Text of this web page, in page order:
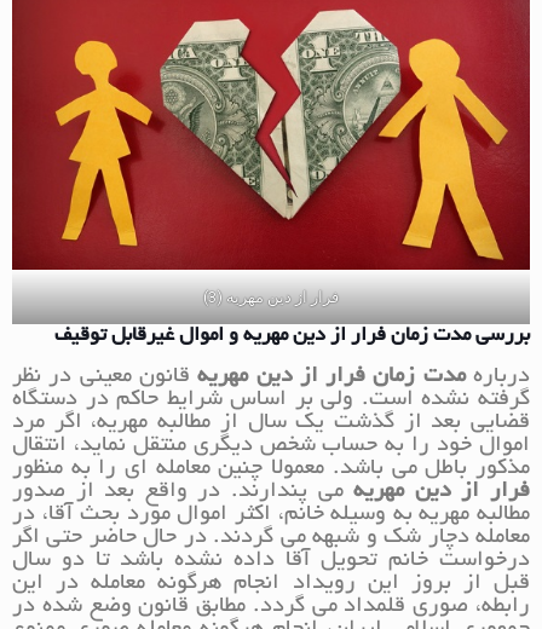
فرار از دین مهریه (3)
بررسی مدت زمان فرار از دین مهریه و اموال غیرقابل توقیف
دربارهمدت زمان فرار از دین مهریهقانون معینی در نظر
گرفته نشده است. ولی بر اساس شرایط حاکم در دستگاه
قضایی بعد از گذشت یک سال از مطالبه مهریه، اگر مرد
اموال خود را به حساب شخص دیگری منتقل نماید، انتقال
مذکور باطل می باشد. معمولا چنین معامله ای را به منظور
فرار از دین مهریهمی پندارند. در واقع بعد از صدور
مطالبه مهریه به وسیله خانم، اکثر اموال مورد بحث آقا، در
معامله دچار شک و شبهه می گردند. در حال حاضر حتی اگر
درخواست خانم تحویل آقا داده نشده باشد تا دو سال
قبل از بروز این رویداد انجام هرگونه معامله در این
رابطه، صوری قلمداد می گردد. مطابق قانون وضع شده در